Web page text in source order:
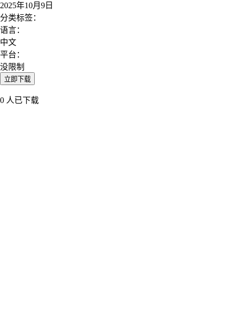
2025年10月9日
分类标签：
语言：
中文
平台：
没限制
立即下载
0 人已下载